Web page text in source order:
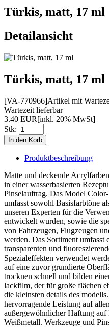
Türkis, matt, 17 ml
Detailansicht
Türkis, matt, 17 ml
[VA-770966]Artikel mit
Wartezeit lieferbar
3.40 EUR[inkl. 20% MwSt]
Stk:
Produktbeschreibung
Matte und deckende
in einer wasserbasierten
Pinselauftrag. Das Model
umfasst sowohl Basisfarbtöne
unseren Experten für die
entwickelt wurden, sowie die
von Fahrzeugen, Flugzeugen
werden. Das Sortiment umfasst
transparenten und
Spezialeffekten verwendet
auf eine zuvor grundierte
trocknen schnell und bilden
lackfilm, der für große flächen
die kleinsten details des
hervorragende Leistung auf
außergewöhnlicher Haftung
Weißmetall. Werkzeuge und